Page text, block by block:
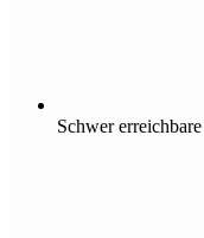
Schwer